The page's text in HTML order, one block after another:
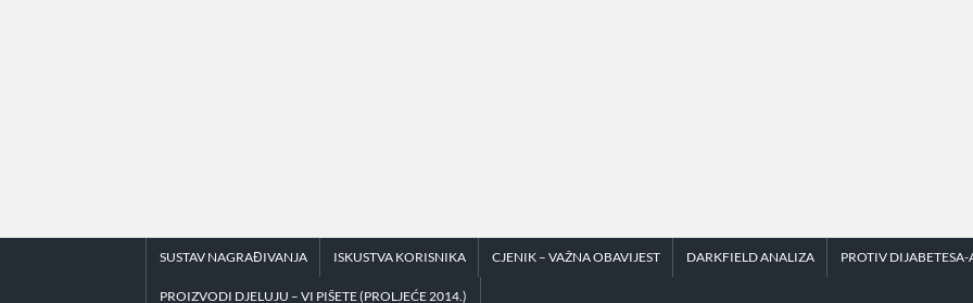
SUSTAV NAGRAĐIVANJA ISKUSTVA KORISNIKA CJENIK – VAŽNA OBAVIJEST DARKFIELD ANALIZA PROTIV
PROIZVODI DJELUJU – VI PIŠETE (PROLJEĆE 2014.)